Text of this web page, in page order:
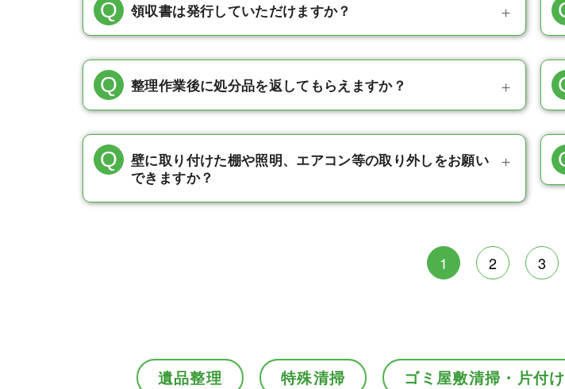
領収書は発行していただけますか？
整理作業後に処分品を返してもらえますか？
壁に取り付けた棚や照明、エアコン等の取り外しをお願い
できますか？
1 2 3
遺品整理 特殊清掃 ゴミ屋敷清掃・片付け